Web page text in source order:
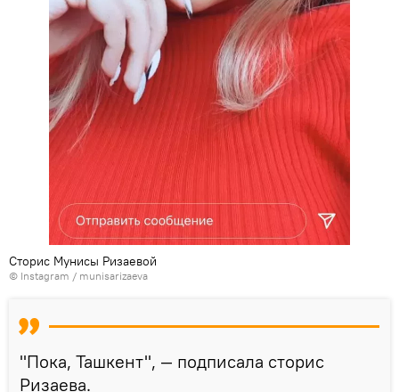
Сторис Мунисы Ризаевой
© Instagram / munisarizaeva
"Пока, Ташкент", — подписала сторис
Ризаева.